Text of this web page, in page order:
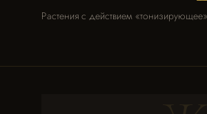
Растения с действием «тонизирующее»